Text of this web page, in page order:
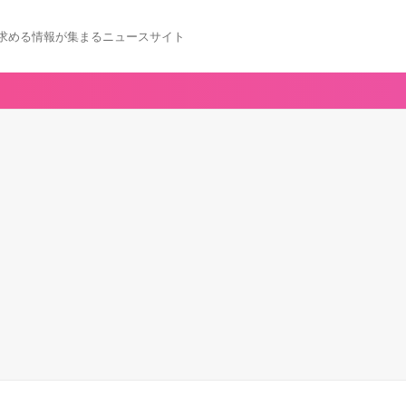
める情報が集まるニュースサイト